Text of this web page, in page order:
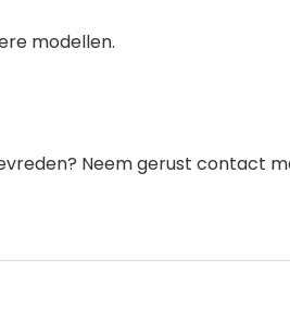
modellen.
Neem gerust contact